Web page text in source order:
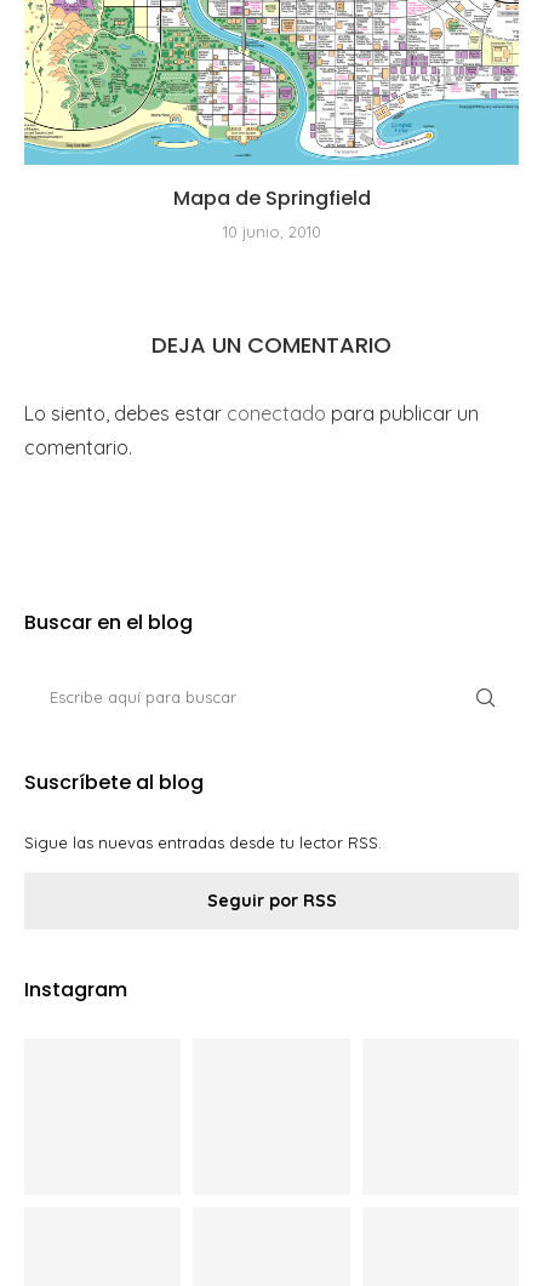
Mapa de Springfield
10 junio, 2010
DEJA UN COMENTARIO
Lo siento, debes estar conectado para publicar un
comentario.
Buscar en el blog
Suscríbete al blog
Sigue las nuevas entradas desde tu lector RSS.
Seguir por RSS
Instagram